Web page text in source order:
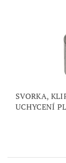
SVORKA,
UCHYCENÍ